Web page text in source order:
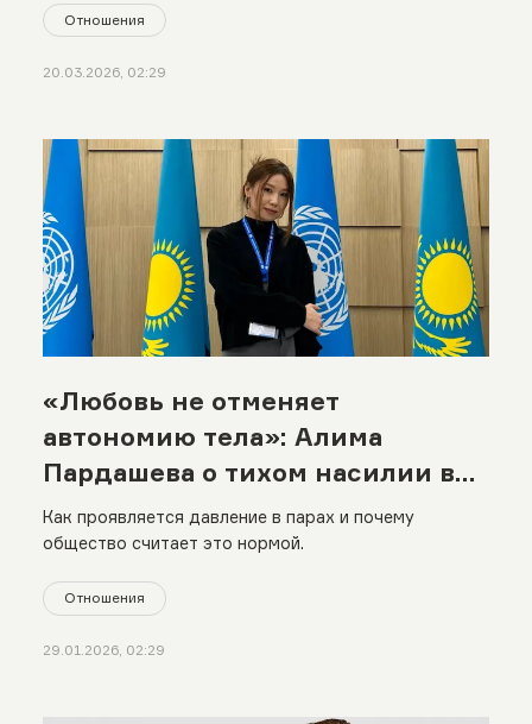
Отношения
20.03.2026, 02:29
«Любовь не отменяет
автономию тела»: Алима
Пардашева о тихом насилии в
отношениях
Как проявляется давление в парах и почему
общество считает это нормой.
Отношения
29.01.2026, 02:29